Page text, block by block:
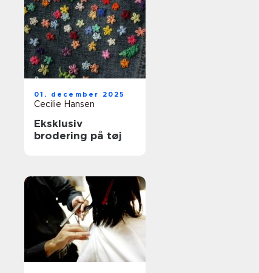
01. december 2025
Cecilie Hansen
Eksklusiv
brodering på tøj